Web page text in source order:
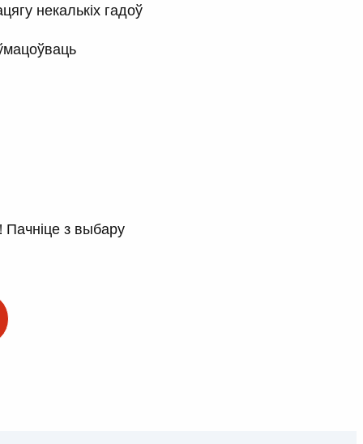
некалькіх гадоў
з выбару